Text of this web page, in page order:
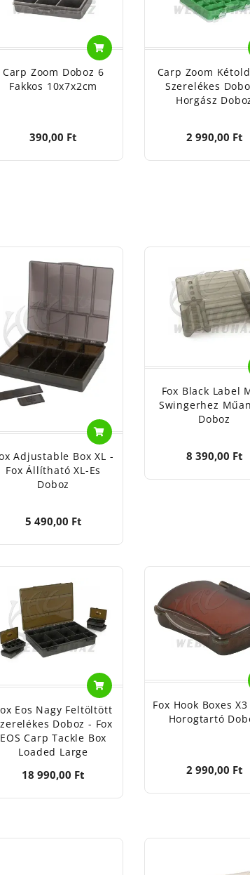
útmutató: bojlis műanyag doboz,
anyaga: műanyag, plasztik, gumi, fém csat
gyermekektől elzárva tartandó!
védett, száraz, hűvös helyen tartandó!
Carp Zoom Doboz 6
Fakkos 10x7x2cm
390,00 Ft
Carp Zoom
Szerelékes
Horgász
2 990,00 Ft
Adjustable Box XL -
Fox Állítható XL-Es
Doboz
5 490,00 Ft
Fox Black Label
Swingerhez
Doboz
8 390,00 Ft
Eos Nagy Feltöltött
Doboz - Fox
EOS Carp Tackle Box
Loaded Large
18 990,00 Ft
Fox Hook Boxes
Horogtartó
2 990,00 Ft